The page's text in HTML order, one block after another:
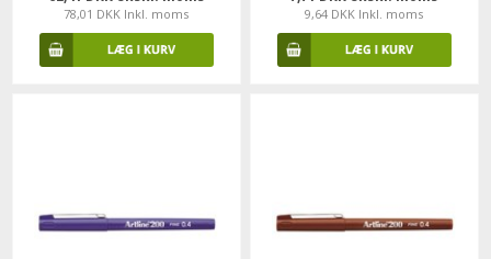
78,01 DKK Inkl. moms 9,64 DKK Inkl. moms